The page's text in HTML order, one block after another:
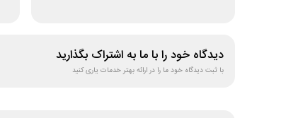
دیدگاه خود را با ما به اشتراک بگذارید
با ثبت دیدگاه خود ما را در ارائه بهتر خدمات یاری کنید